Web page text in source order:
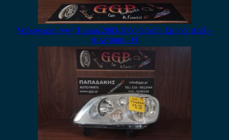
Volkswagen (vw) Touran 2003-2006 Φανάρι Εμπρός Δεξί –
Λογότυπο – Θ